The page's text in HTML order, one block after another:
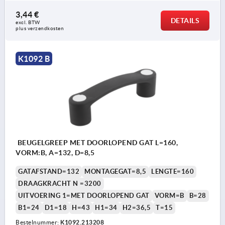
3,44 €
excl. BTW
plus verzendkosten
DETAILS
K1092 B
BEUGELGREEP MET DOORLOPEND GAT L=160,
VORM:B, A=132, D=8,5
GATAFSTAND=132 MONTAGEGAT=8,5
LENGTE=160
DRAAGKRACHT N =3200
UITVOERING 1=MET DOORLOPEND GAT
VORM=B
B=28
B1=24
D1=18 H=43 H1=34 H2=36,5 T=15
Bestelnummer: K1092.213208